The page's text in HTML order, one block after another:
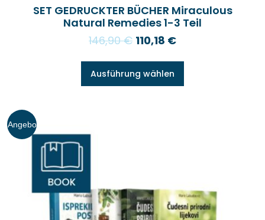
SET GEDRUCKTER BÜCHER Miraculous
Natural Remedies 1-3 Teil
146,90€ 110,18 €
Ausführung wählen
Angebo